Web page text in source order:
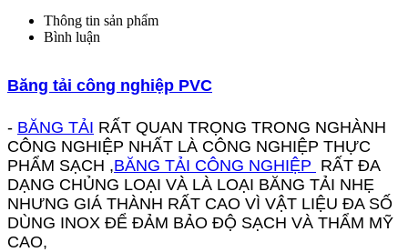
Thông tin sản phẩm
Bình luận
Băng tải công nghiệp PVC
- BĂNG TẢI RẤT QUAN TRỌNG TRONG NGHÀNH
CÔNG NGHIỆP NHẤT LÀ CÔNG NGHIỆP THỰC
PHẨM SẠCH ,BĂNG TẢI CÔNG NGHIỆP RẤT ĐA
DẠNG CHỦNG LOẠI VÀ LÀ LOẠI BĂNG TẢI NHẸ
NHƯNG GIÁ THÀNH RẤT CAO VÌ VẬT LIỆU ĐA SỐ
DÙNG INOX ĐỂ ĐẢM BẢO ĐỘ SẠCH VÀ THẨM MỸ
CAO,